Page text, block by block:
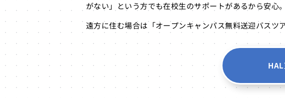
がない」という方でも在校生のサポートがあるから安心
遠方に住む場合は「オープンキャンパス無料送迎バス